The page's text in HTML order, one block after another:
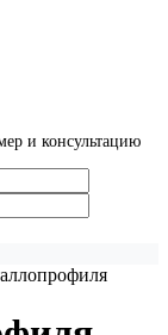
и консультацию